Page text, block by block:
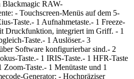
Blackmagic RAW-
- Touchscreen-Menüs auf dem 5-
Taste.- 1 Aufnahmetaste.- 1 Freeze-
Druckfunktion, integriert im Griff. - 1
Taste.- 1 Auslöser.- 3
Software konfigurierbar sind.- 2
Taste.- 1 IRIS-Taste.- 1 HFR-Taste
Taste.- 1 Menütaste und 1
Generator: - Hochpräziser